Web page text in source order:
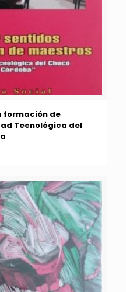
formación de
Tecnológica del